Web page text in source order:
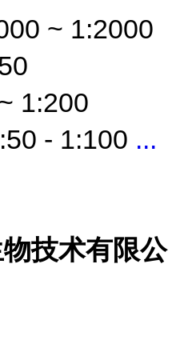
~ 1:2000
1:200
- 1:100 ...
技术有限公